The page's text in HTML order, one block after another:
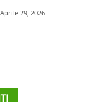
Aprile 29, 2026